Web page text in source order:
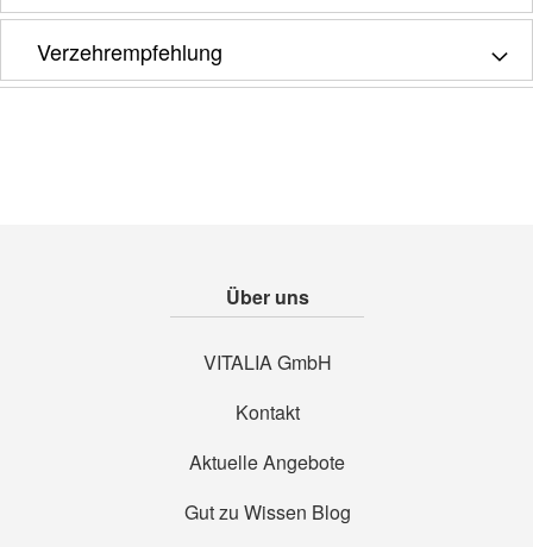
Verzehrempfehlung
Über uns
VITALIA GmbH
Kontakt
Aktuelle Angebote
Gut zu Wissen Blog